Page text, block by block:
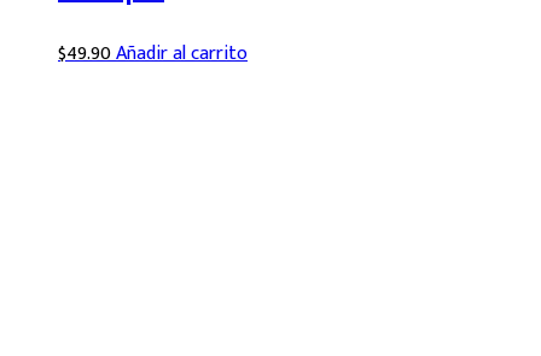
$49.90Añadir al carrito